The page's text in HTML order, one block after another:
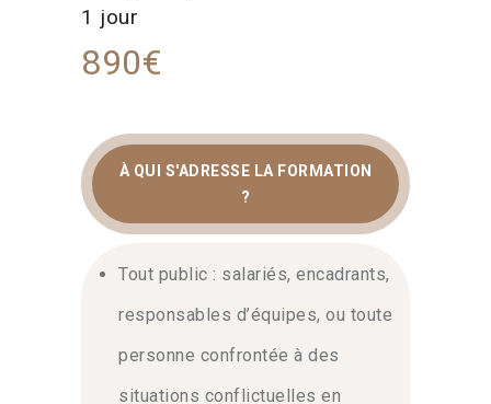
1 jour
890€
GESTION DES
FORMATION À LA
RÉSOLUTION EN
ENTREPRISE
À QUI S'ADRESSE LA FORMATION
?
Tout public : salariés, encadrants,
responsables d’équipes, ou toute
personne confrontée à des
situations conflictuelles en